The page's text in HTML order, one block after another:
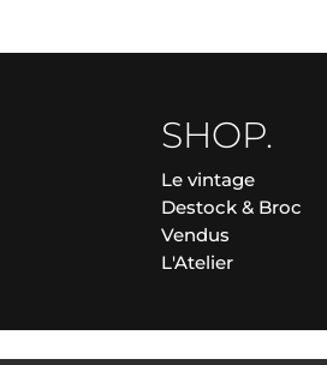
SHOP.
Le vintage
Destock & Broc
Vendus
L'Atelier